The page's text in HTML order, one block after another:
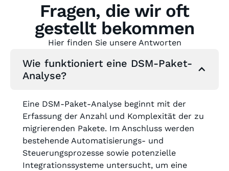
Fragen, die wir oft
gestellt bekommen
Hier finden Sie unsere Antworten
Wie funktioniert eine DSM-Paket-
Analyse?
Eine DSM-Paket-Analyse beginnt mit der
Erfassung der Anzahl und Komplexität der zu
migrierenden Pakete. Im Anschluss werden
bestehende Automatisierungs- und
Steuerungsprozesse sowie potenzielle
Integrationssysteme untersucht, um eine